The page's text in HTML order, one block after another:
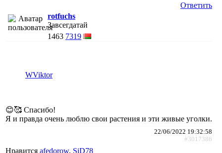
Ответить
rotfuchs
Завсегдатай
1463 7319
WViktor
😊🥰 Спасибо!
Я и правда очень люблю свои растения и эти живые уголки.
22/06/2022 19:32:58
#3017386
Нравится afedorow, SiD78